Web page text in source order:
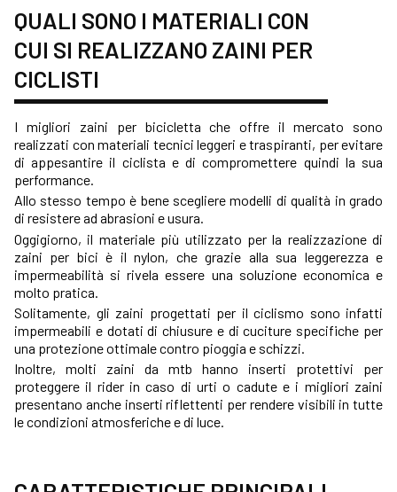
QUALI SONO I MATERIALI CON
CUI SI REALIZZANO ZAINI PER
CICLISTI
I migliori zaini per bicicletta che offre il mercato sono
realizzati con materiali tecnici leggeri e traspiranti, per evitare
di appesantire il ciclista e di compromettere quindi la sua
performance.
Allo stesso tempo è bene scegliere modelli di qualità in grado
di resistere ad abrasioni e usura.
Oggigiorno, il materiale più utilizzato per la realizzazione di
zaini per bici è il nylon, che grazie alla sua leggerezza e
impermeabilità si rivela essere una soluzione economica e
molto pratica.
Solitamente, gli zaini progettati per il ciclismo sono infatti
impermeabili e dotati di chiusure e di cuciture specifiche per
una protezione ottimale contro pioggia e schizzi.
Inoltre, molti zaini da mtb hanno inserti protettivi per
proteggere il rider in caso di urti o cadute e i migliori zaini
presentano anche inserti riflettenti per rendere visibili in tutte
le condizioni atmosferiche e di luce.